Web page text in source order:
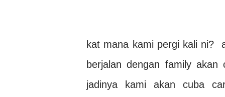
kat mana kami pergi kali ni?
berjalan dengan family akan
jadinya kami akan cuba